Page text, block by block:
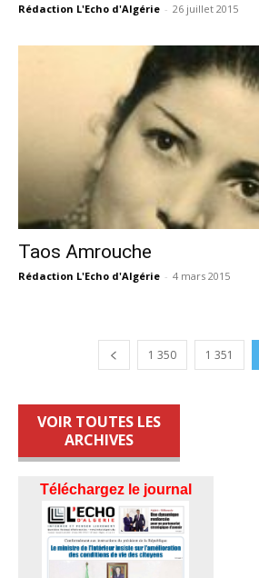
Rédaction L'Echo d'Algérie - 26 juillet 2015
Taos Amrouche
Rédaction L'Echo d'Algérie - 4 mars 2015
1 350 1 351
VOIR TOUTES LES
ARCHIVES